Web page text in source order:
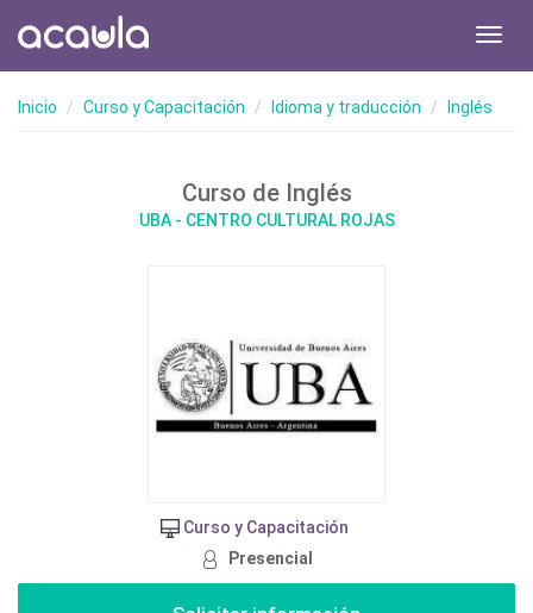
Inicio Curso y Capacitación Idioma y traducción Inglés
Curso de Inglés
UBA - CENTRO CULTURAL ROJAS
Curso y Capacitación
Presencial